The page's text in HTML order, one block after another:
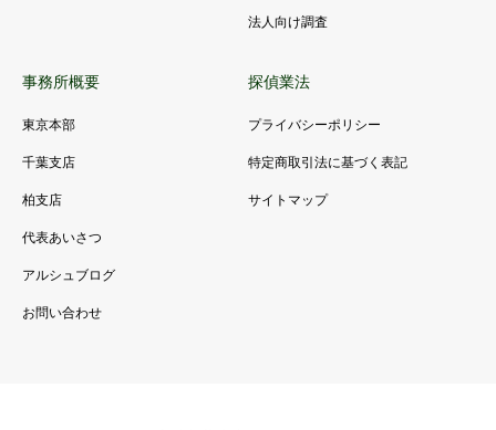
法人向け調査
事務所概要
東京本部
千葉支店
柏支店
代表あいさつ
アルシュブログ
お問い合わせ
探偵業法
プライバシーポリシー
特定商取引法に基づく表記
サイトマップ